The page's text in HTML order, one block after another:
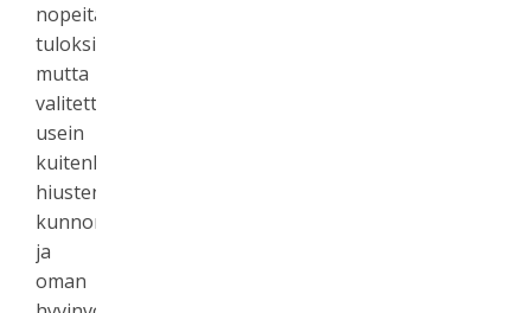
nopeita
tuloksia,
mutta
valitettavan
usein
kuitenkin
hiusten
kunnon
ja
oman